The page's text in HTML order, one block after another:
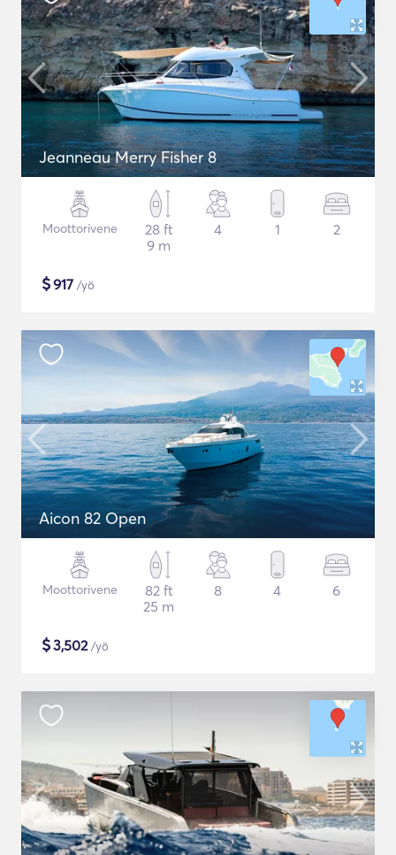
Jeanneau Merry Fisher 8
Moottorivene
28 ft
9 m
4 1 2
$917 /yö
Aicon 82 Open
Moottorivene
82 ft
25 m
8 4 6
$3,502/yö